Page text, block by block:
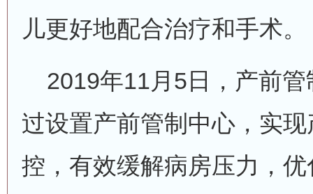
儿更好地配合治疗和手术。
2019年11月5日，产前管
过设置产前管制中心，实
控，有效缓解病房压力，